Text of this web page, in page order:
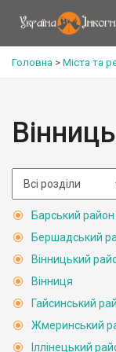
Головна > Міста та
Барський район
Бершадський
Вінницький
Вінниця
Гайсинський
Жмеринський
Іллінецький